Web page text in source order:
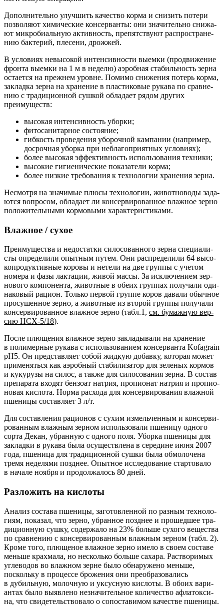
Допол­ни­тель­но улуч­шить каче­ство кор­ма и сни­зить поте­ри
поз­во­ля­ют хими­че­ские кон­сер­ван­ты: они зна­чи­тель­но сни­жа­
ют мик­ро­би­аль­ную актив­ность, пре­пят­ству­ют рас­про­стра­не­
нию бак­те­рий, пле­се­ни, дрожжей.
В усло­ви­ях невы­со­кой интен­сив­но­сти выем­ки (про­дви­же­ние
фрон­та выем­ки на 1 м в неде­лю) аэроб­ная ста­биль­ность зер­на
оста­ет­ся на преж­нем уровне. Поми­мо сни­же­ния потерь кор­ма,
заклад­ка зер­на на хра­не­ние в пла­сти­ко­вые рука­ва по срав­не­
нию с тра­ди­ци­он­ной суш­кой обла­да­ет рядом дру­гих
преимуществ:
высо­кая интен­сив­ность уборки;
фито­са­ни­тар­ное состояние;
гиб­кость про­ве­де­ния убо­роч­ной кам­па­нии (напри­мер,
досроч­ная убор­ка при небла­го­при­ят­ных условиях);
более высо­кая эффек­тив­ность исполь­зо­ва­ния техники;
высо­кие гиги­е­ни­че­ские пока­за­те­ли корма;
более низ­кие тре­бо­ва­ния к тех­но­ло­гии хра­не­ния зерна.
Несмот­ря на зна­чи­мые плю­сы тех­но­ло­гии, живот­но­во­ды зада­
ют­ся вопро­сом, обла­да­ет ли кон­сер­ви­ро­ван­ное влаж­ное зер­но
поло­жи­тель­ны­ми кор­мо­вы­ми характеристиками.
Влажное / сухое
Пре­иму­ще­ства и недо­стат­ки сило­со­ван­но­го зер­на спе­ци­а­ли­
сты опре­де­ли­ли опыт­ным путем. Они рас­пре­де­ли­ли 64 высо­
ко­про­дук­тив­ные коро­вы и нете­ли на две груп­пы с уче­том
номе­ра и фазы лак­та­ции, живой мас­сы. За исклю­че­ни­ем зер­
но­во­го ком­по­нен­та, живот­ные в обе­их груп­пах полу­ча­ли оди­
на­ко­вый раци­он. Толь­ко пер­вой груп­пе коров дава­ли обыч­ное
про­су­шен­ное зер­но, а живот­ные из вто­рой груп­пы полу­ча­ли
кон­сер­ви­ро­ван­ное влаж­ное зер­но (табл.1, см. бумаж­ную вер­
сию НСХ-5/18).
После плю­ще­ния влаж­ное зер­но закла­ды­ва­ли на хра­не­ние
в поли­мер­ные рука­ва с исполь­зо­ва­ни­ем кон­сер­ван­та Kofagrain
pH5. Он пред­став­ля­ет собой жид­кую добав­ку, кото­рая может
при­ме­нять­ся как аэроб­ный ста­би­ли­за­тор для зеле­ных кор­мов
и куку­ру­зы на силос, а так­же для сило­со­ва­ния зер­на. В состав
пре­па­ра­та вхо­дят бен­зо­ат натрия, про­пи­о­нат натрия и про­пи­о­
но­вая кис­ло­та. Нор­ма рас­хо­да для кон­сер­ви­ро­ва­ния влаж­ной
пше­ни­цы состав­ля­ет 3 л/т.
Для состав­ле­ния раци­о­нов с сухим измель­чен­ным и кон­сер­ви­
ро­ван­ным влаж­ным зер­ном исполь­зо­ва­ли пше­ни­цу одно­го
сор­та Декан, убран­ную с одно­го поля. Убор­ка пше­ни­цы для
заклад­ки в рука­ва была осу­ществ­ле­на в сере­дине июня 2007
года, пше­ни­ца для тра­ди­ци­он­ной суш­ки была обмо­ло­че­на
тре­мя неде­ля­ми позд­нее. Опыт­ное иссле­до­ва­ние стар­то­ва­ло
в нача­ле нояб­ря и про­дол­жа­лось 80 дней.
Разложить на кислоты
Ана­лиз соста­ва пше­ни­цы, заго­тов­лен­ной по раз­ным тех­но­ло­
ги­ям, пока­зал, что зер­но, убран­ное позд­нее и про­шед­шее тра­
ди­ци­он­ную суш­ку, содер­жа­ло на 23% боль­ше сухо­го веще­ства
по срав­не­нию с кон­сер­ви­ро­ван­ным влаж­ным зер­ном (табл. 2).
Кро­ме того, плю­ще­ное влаж­ное зер­но име­ло в сво­ем соста­ве
мень­ше крах­ма­ла, но несколь­ко боль­ше саха­ра. Рас­тво­ри­мых
угле­во­дов во влаж­ном зерне было обна­ру­же­но мень­ше,
посколь­ку в про­цес­се бро­же­ния они пре­об­ра­зо­ва­лись
в дубиль­ную, молоч­ную и уксус­ную кис­ло­ты. В обо­их вари­
ан­тах было выяв­ле­но незна­чи­тель­ное коли­че­ство афла­ток­си­
на, что сви­де­тель­ство­ва­ло о сопо­ста­ви­мом каче­стве пшеницы.